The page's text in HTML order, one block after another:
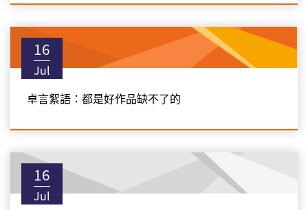
16
Jul
卓言絮語：都是好作品缺不了的
16
Jul